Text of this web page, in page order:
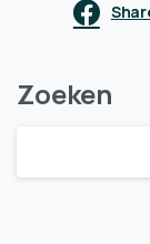
Zoeken